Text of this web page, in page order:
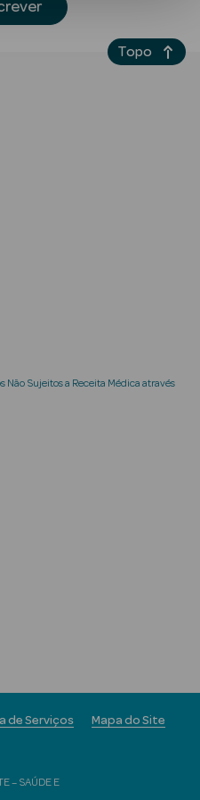
Sujeitos a Receita Médica através
– SAÚDE E
de Serviços Mapa do Site
Topo